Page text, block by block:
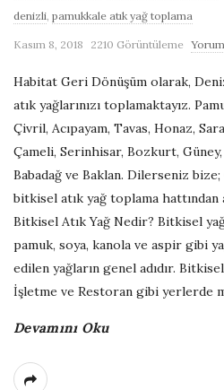
G
e
r
i
D
ö
n
ü
ş
denizli, pamukkale atık yağ toplama
Kasım 8, 2018 2210 Görüntüleme
Habitat Geri Dönüşüm olarak,
atık yağlarınızı toplamaktayız.
Çivril, Acıpayam, Tavas, Honaz,
Çameli, Serinhisar, Bozkurt,
Babadağ ve Baklan. Dilerseniz
bitkisel atık yağ toplama hattından
Bitkisel Atık Yağ Nedir? Bitkisel
pamuk, soya, kanola ve aspir gibi
edilen yağların genel adıdır. Bitkisel
İşletme ve Restoran gibi yerlerde
Devamını Oku